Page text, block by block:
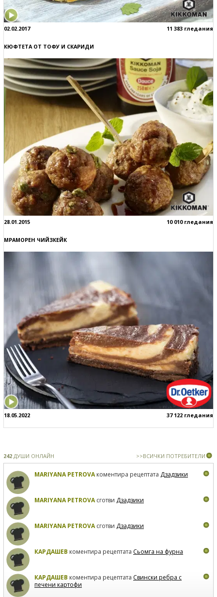
02.02.2017 11 383 гледания
КЮФТЕТА ОТ ТОФУ И СКАРИДИ
28.01.2015 10 010 гледания
МРАМОРЕН ЧИЙЗКЕЙК
18.05.2022 37 122 гледания
242 ДУШИ ОНЛАЙН >>ВСИЧКИ ПОТРЕБИТЕЛИ
MARIYANA PETROVAкоментира рецептата Дзадзики
MARIYANA PETROVAсготви Дзадзики
MARIYANA PETROVAсготви Дзадзики
КАРДАШЕВ коментира рецептата Сьомга на фурна
КАРДАШЕВ коментира рецептата Свински ребра с
печени картофи